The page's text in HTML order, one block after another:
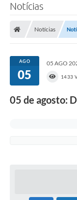
Notícias
Notícias
AGO
05
05 AGO
1433
05 de agosto: